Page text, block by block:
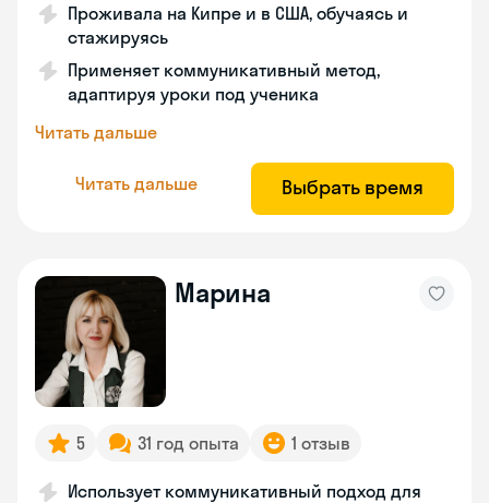
Проживала на Кипре и в США, обучаясь и
стажируясь
Применяет коммуникативный метод,
адаптируя уроки под ученика
Читать дальше
Читать дальше Выбрать время
Марина
5 31 год опыта 1 отзыв
Использует коммуникативный подход для